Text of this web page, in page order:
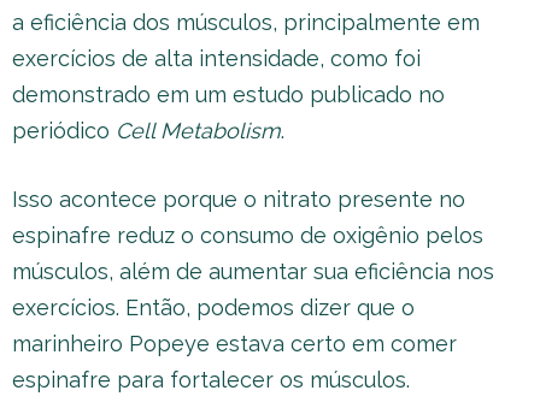
a eficiência dos músculos, principalmente em
exercícios de alta intensidade, como foi
demonstrado em um estudo publicado no
periódico Cell Metabolism.
Isso acontece porque o nitrato presente no
espinafre reduz o consumo de oxigênio pelos
músculos, além de aumentar sua eficiência nos
exercícios. Então, podemos dizer que o
marinheiro Popeye estava certo em comer
espinafre para fortalecer os músculos.